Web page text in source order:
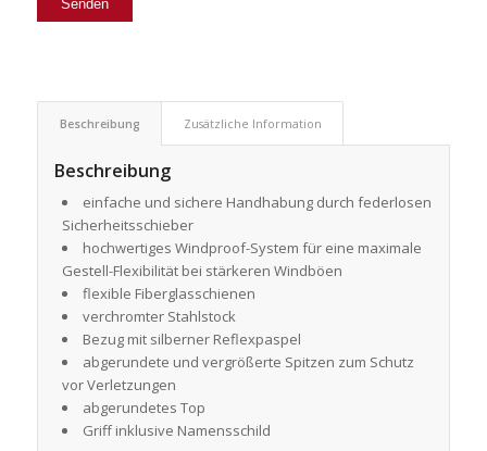
Beschreibung Zusätzliche Information
Beschreibung
einfache und sichere Handhabung durch federlosen
Sicherheitsschieber
hochwertiges Windproof-System für eine maximale
Gestell-Flexibilität bei stärkeren Windböen
flexible Fiberglasschienen
verchromter Stahlstock
Bezug mit silberner Reflexpaspel
abgerundete und vergrößerte Spitzen zum Schutz
vor Verletzungen
abgerundetes Top
Griff inklusive Namensschild